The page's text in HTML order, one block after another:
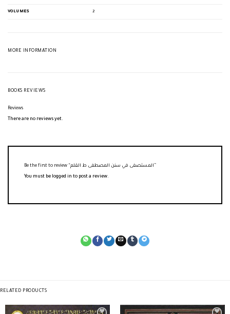
VOLUMES 2
MORE INFORMATION
BOOKS REVIEWS
Reviews
There are no reviews yet.
You must be logged in to post a review.
RELATED PRODUCTS